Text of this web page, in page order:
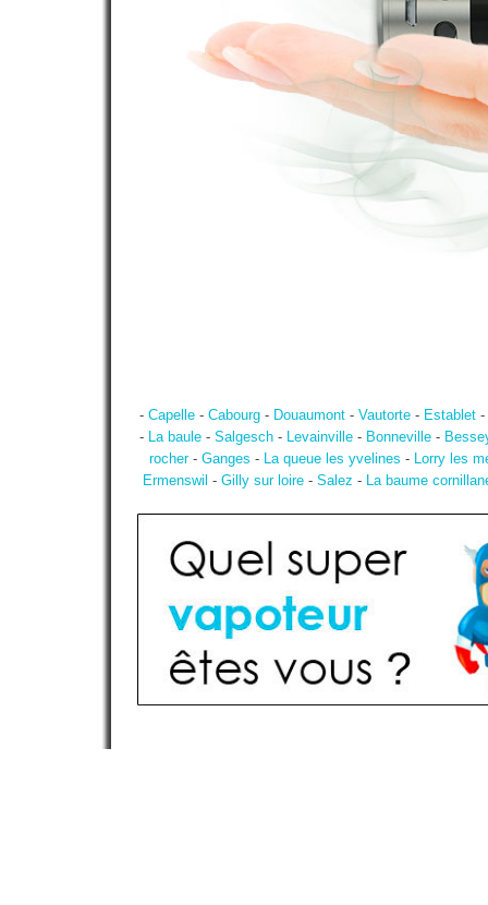
- Capelle- Cabourg- Douaumont- Vautorte- Establet-
- La baule- Salgesch- Levainville- Bonneville-
rocher- Ganges - La queue les yvelines - Lorry les
Ermenswil - Gilly sur loire - Salez - La baume